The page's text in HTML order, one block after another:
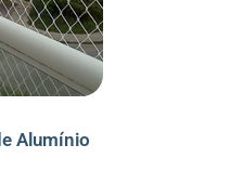
Alumínio